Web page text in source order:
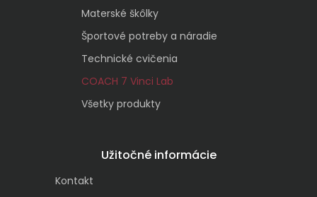
Materské škôlky
Športové potreby a náradie
Technické cvičenia
COACH 7 Vinci Lab
Všetky produkty
Užitočné informácie
Kontakt